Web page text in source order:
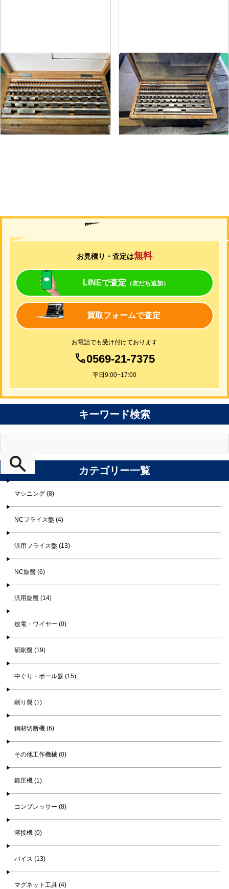
ブロックゲージ
メーカー クロダ
形 式No.1
年 式1987
ブロックゲージ
メーカー クロダ
式-
年 式-
買取について
お見積り・査定は無料
LINEで査定 （友だち追加）
買取フォームで査定
お電話でも受け付けております
0569-21-7375
平日9:00~17:00
キーワード検索
カテゴリー一覧
マシニング (8)
NCフライス盤 (4)
汎用フライス盤 (13)
NC旋盤 (6)
汎用旋盤 (14)
放電・ワイヤー (0)
研削盤 (19)
中ぐり・ボール盤 (15)
削り盤 (1)
鋼材切断機 (6)
その他工作機械 (0)
鍛圧機 (1)
コンプレッサー (8)
溶接機 (0)
バイス (13)
マグネット工具 (4)